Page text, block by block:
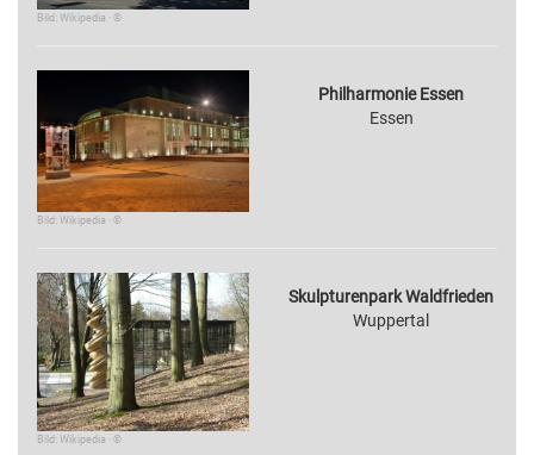
Bild: Wikipedia · ©
Bild: Wikipedia · ©
Philharmonie Essen
Essen
Bild: Wikipedia · ©
Skulpturenpark Waldfrieden
Wuppertal